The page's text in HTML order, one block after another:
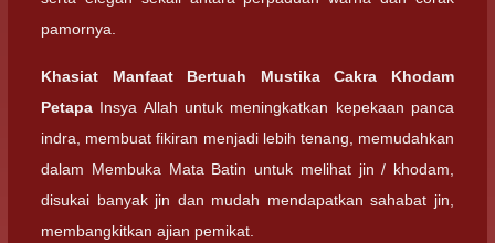
pamornya.
Khasiat Manfaat Bertuah Mustika Cakra Khodam
Petapa Insya Allah untuk meningkatkan kepekaan panca
indra, membuat fikiran menjadi lebih tenang, memudahkan
dalam Membuka Mata Batin untuk melihat jin / khodam,
disukai banyak jin dan mudah mendapatkan sahabat jin,
membangkitkan ajian pemikat.